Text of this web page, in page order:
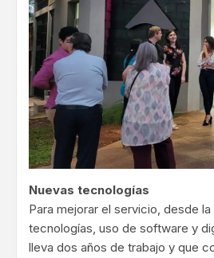
Nuevas tecnologías
Para mejorar el servicio, desde
tecnologías, uso de software y
lleva dos años de trabajo y que